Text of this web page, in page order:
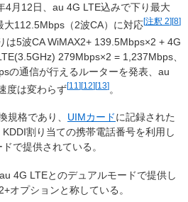
4月12日、au 4G LTE込みで下り最大
112.5Mbps（2波CA）に対応[注釈 2][8]
は5波CA WiMAX2+ 139.5Mbps×2 + 4G
279Mbps×2 = 1,237Mbps、
の通信が行えるルーターを発表、au
度は変わらず[11 ][12][13]。
規格であり、 UIMカードに記録された
割り当ての携帯電話番号を利用し
で提供されている。
4G LTEとのデュアルモードで提供し
オプションと称している。